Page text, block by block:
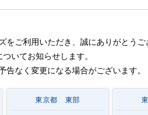
をご利用いただき、誠にありがとうご
いてお知らせします。
告なく変更になる場合がございます。
東京都 東部